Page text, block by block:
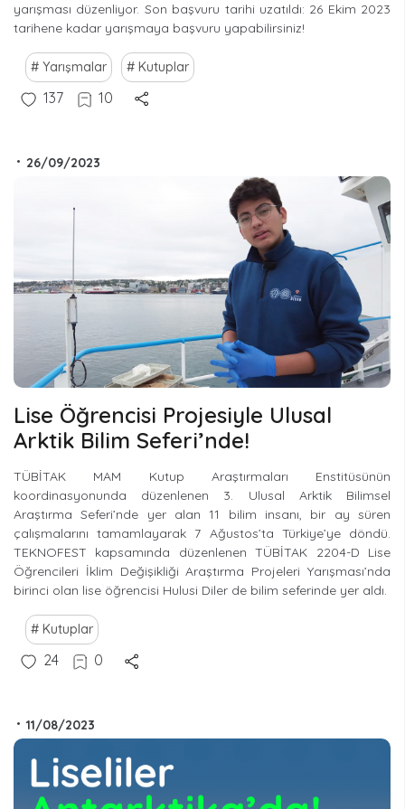
yarışması düzenliyor. Son başvuru tarihi uzatıldı: 26 Ekim 2023
tarihene kadar yarışmaya başvuru yapabilirsiniz!
Yarışmalar Kutuplar
137 10
• 26/09/2023
Lise Öğrencisi Projesiyle Ulusal
Arktik Bilim Seferi’nde!
TÜBİTAK MAM Kutup Araştırmaları Enstitüsünün
koordinasyonunda düzenlenen 3. Ulusal Arktik Bilimsel
Araştırma Seferi’nde yer alan 11 bilim insanı, bir ay süren
çalışmalarını tamamlayarak 7 Ağustos’ta Türkiye’ye döndü.
TEKNOFEST kapsamında düzenlenen TÜBİTAK 2204-D Lise
Öğrencileri İklim Değişikliği Araştırma Projeleri Yarışması’nda
birinci olan lise öğrencisi Hulusi Diler de bilim seferinde yer aldı.
Kutuplar
24 0
• 11/08/2023